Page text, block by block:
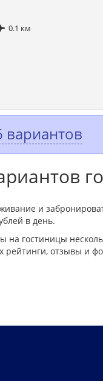
0.1 км
вариантов
и
в день.
на гостиницы
рейтинги, отзывы и